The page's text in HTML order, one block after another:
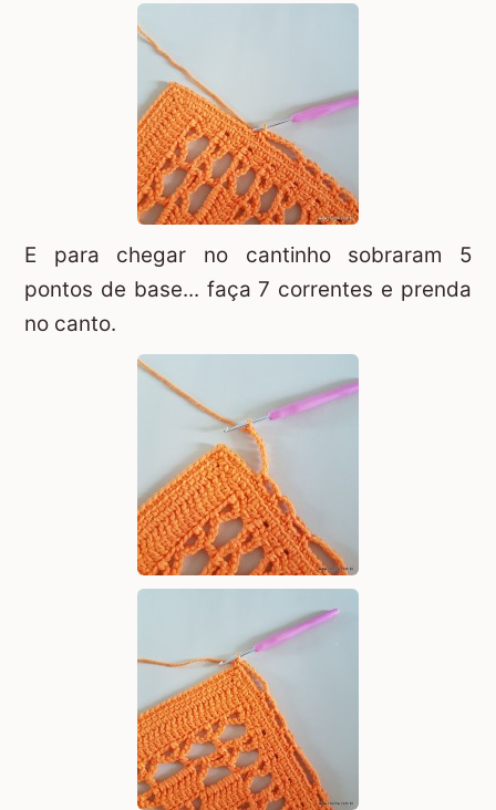
E para chegar no cantinho sobraram 5
pontos de base... faça 7 correntes e prenda
no canto.